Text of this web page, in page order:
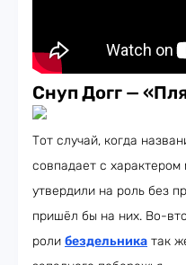
Снуп Догг —
Тот случай, когда
совпадает с характером
утвердили на роль без
пришёл бы на них. Во-
роли бездельника так